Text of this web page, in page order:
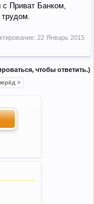
с Приват Банком,
22 Январь 2015
чтобы ответить.)
>